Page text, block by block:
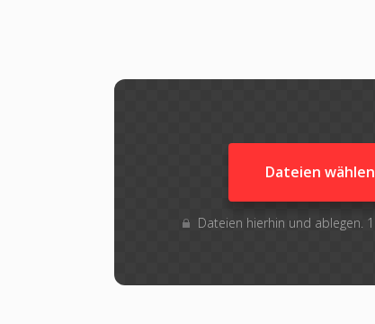
Dateien wählen
Dateien hierhin und ablegen.